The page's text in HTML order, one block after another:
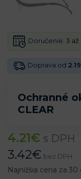
Ochranné
CLEAR
Doprava od
Doručenie: 3 až
4.21€ s DPH
3.42€ bez DPH
Najnižšia cena za 30